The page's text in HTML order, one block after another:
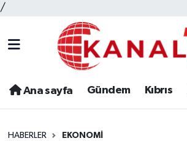
/
Ana sayfa Gündem Kıbrıs
HABERLER EKONOMI